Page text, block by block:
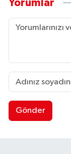
Yorumlar
Gönder